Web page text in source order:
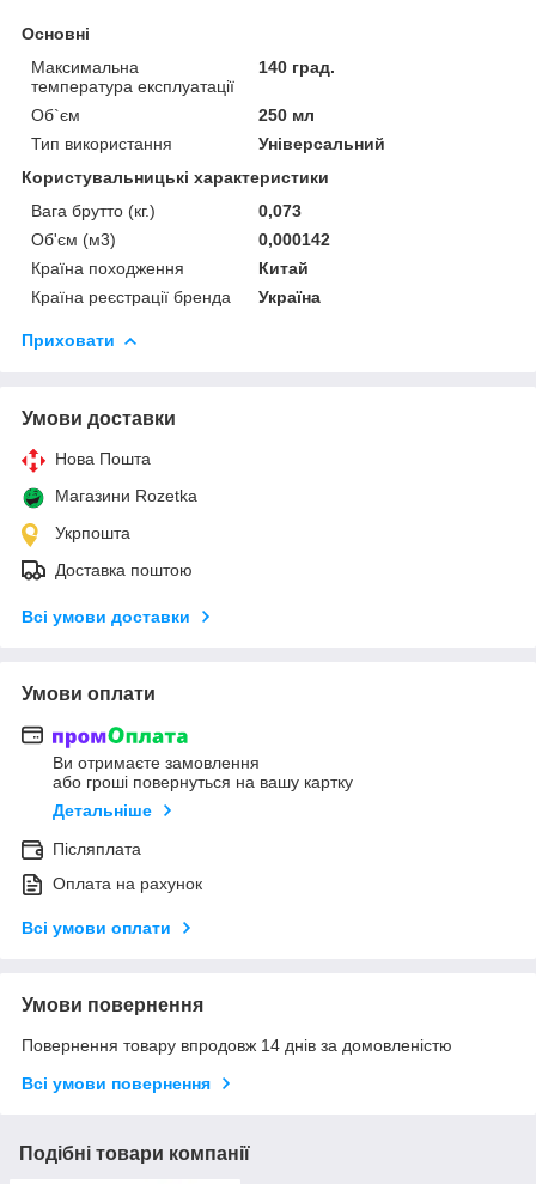
Основні
Максимальна
температура експлуатації
140 град.
Об`єм
250 мл
Тип використання
Універсальний
Користувальницькі характеристики
Вага брутто (кг.)
0,073
Об'єм (м3)
0,000142
Країна походження
Китай
Країна реєстрації бренда
Україна
Приховати
Умови доставки
Нова Пошта
Магазини Rozetka
Укрпошта
Доставка поштою
Всі умови доставки
Умови оплати
Ви отримаєте замовлення
або гроші повернуться на вашу картку
Детальніше
Післяплата
Оплата на рахунок
Всі умови оплати
Умови повернення
Повернення товару впродовж 14 днів за домовленістю
Всі умови повернення
Подібні товари компанії